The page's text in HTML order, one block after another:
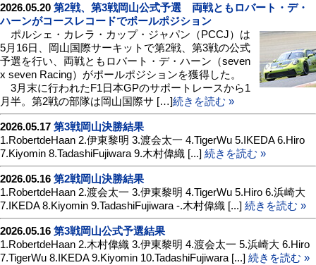
2026.05.20 第2戦、第3戦岡山公式予選 両戦ともロバート・デ・
ハーンがコースレコードでポールポジション
ポルシェ・カレラ・カップ・ジャパン（PCCJ）は
5月16日、岡山国際サーキットで第2戦、第3戦の公式
予選を行い、両戦ともロバート・デ・ハーン（seven
x seven Racing）がポールポジションを獲得した。
3月末に行われたF1日本GPのサポートレースから1
月半。第2戦の部隊は岡山国際サ […]続きを読む »
2026.05.17 第3戦岡山決勝結果
1.RobertdeHaan 2.伊東黎明 3.渡会太一 4.TigerWu 5.IKEDA 6.Hiro
7.Kiyomin 8.TadashiFujiwara 9.木村偉織 [...] 続きを読む »
2026.05.16 第2戦岡山決勝結果
1.RobertdeHaan 2.渡会太一 3.伊東黎明 4.TigerWu 5.Hiro 6.浜崎大
7.IKEDA 8.Kiyomin 9.TadashiFujiwara -.木村偉織 [...] 続きを読む »
2026.05.16 第3戦岡山公式予選結果
1.RobertdeHaan 2.木村偉織 3.伊東黎明 4.渡会太一 5.浜崎大 6.Hiro
7.TigerWu 8.IKEDA 9.Kiyomin 10.TadashiFujiwara [...] 続きを読む »